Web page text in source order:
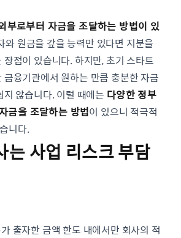
부로부터 자금을 조달하는 방법이 있
와 원금을 갚을 능력만 있다면 지분을
점이 있습니다. 하지만, 초기 스타트
금융기관에서 원하는 만큼 충분한 자금
않습니다. 이럴 때에는 다양한 정부
금을 조달하는 방법이 있으니 적극적
니다.
는 사업 리스크 부담
출자한 금액 한도 내에서만 회사의 적